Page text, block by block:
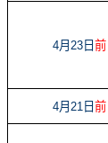
4月 23 日 前
4月 21 日 前